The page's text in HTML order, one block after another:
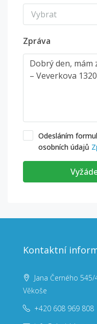
Vybrat
Zpráva
Odesláním
osobních údajů
Kontaktní
Jana Černého
Věkoše
+420 608 969 808